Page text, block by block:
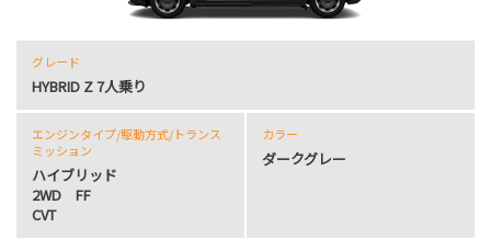
グレード
HYBRID Z 7人乗り
エンジンタイプ/駆動方式/トランス
ミッション
ハイブリッド
2WD FF
CVT
カラー
ダークグレー